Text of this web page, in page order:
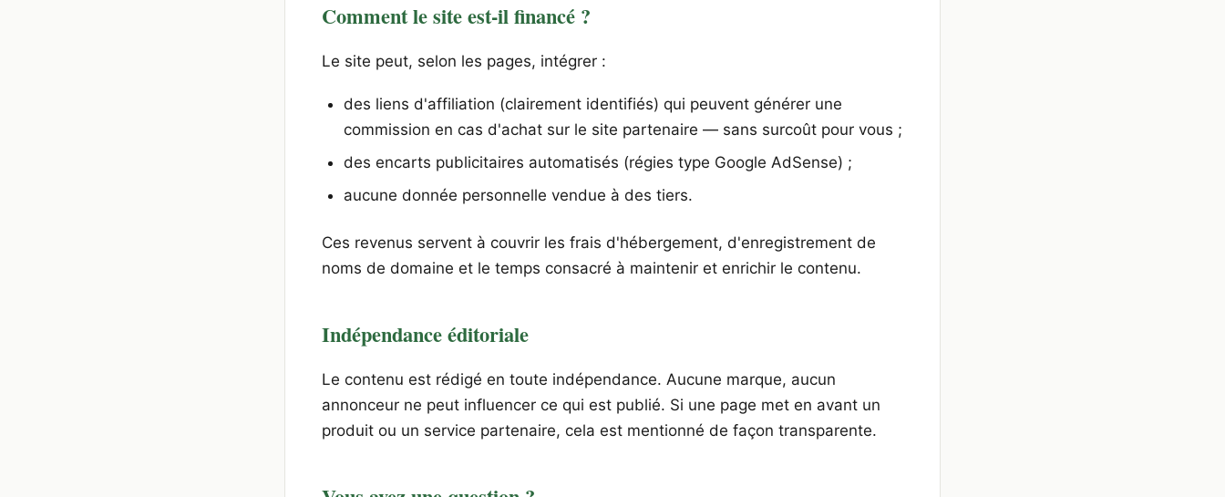
Comment le site est-il financé ?
Le site peut, selon les pages, intégrer :
des liens d'affiliation (clairement identifiés) qui peuvent générer une
commission en cas d'achat sur le site partenaire — sans surcoût pour vous ;
des encarts publicitaires automatisés (régies type Google AdSense) ;
aucune donnée personnelle vendue à des tiers.
Ces revenus servent à couvrir les frais d'hébergement, d'enregistrement de
noms de domaine et le temps consacré à maintenir et enrichir le contenu.
Indépendance éditoriale
Le contenu est rédigé en toute indépendance. Aucune marque, aucun
annonceur ne peut influencer ce qui est publié. Si une page met en avant un
produit ou un service partenaire, cela est mentionné de façon transparente.